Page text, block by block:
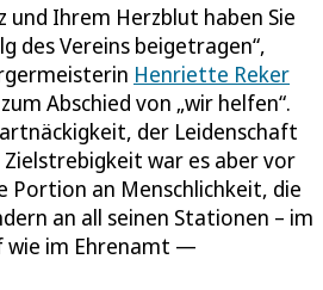
Ihrem Herzblut haben Sie
des Vereins beigetragen“,
Henriette Reker
Abschied von „wir helfen“.
der Leidenschaft
Zielstrebigkeit war es aber vor
Portion an Menschlichkeit, die
an all seinen Stationen – im
wie im Ehrenamt —